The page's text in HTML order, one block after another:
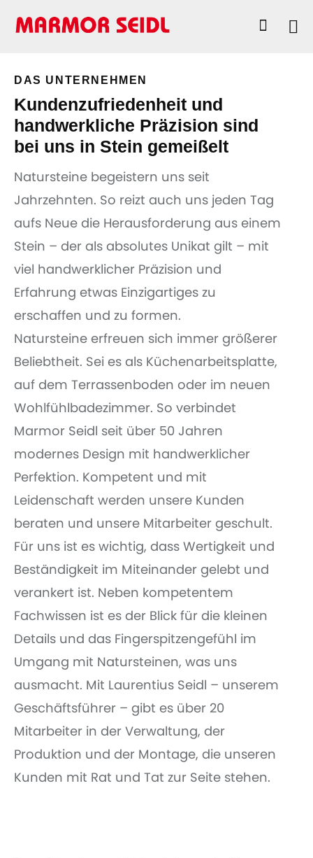
DAS UNTERNEHMEN
Kundenzufriedenheit und
handwerkliche Präzision sind
bei uns in Stein gemeißelt
Natursteine begeistern uns seit
Jahrzehnten. So reizt auch uns jeden Tag
aufs Neue die Herausforderung aus einem
Stein – der als absolutes Unikat gilt – mit
viel handwerklicher Präzision und
Erfahrung etwas Einzigartiges zu
erschaffen und zu formen.
Natursteine erfreuen sich immer größerer
Beliebtheit. Sei es als Küchenarbeitsplatte,
auf dem Terrassenboden oder im neuen
Wohlfühlbadezimmer. So verbindet
Marmor Seidl seit über 50 Jahren
modernes Design mit handwerklicher
Perfektion. Kompetent und mit
Leidenschaft werden unsere Kunden
beraten und unsere Mitarbeiter geschult.
Für uns ist es wichtig, dass Wertigkeit und
Beständigkeit im Miteinander gelebt und
verankert ist. Neben kompetentem
Fachwissen ist es der Blick für die kleinen
Details und das Fingerspitzengefühl im
Umgang mit Natursteinen, was uns
ausmacht. Mit Laurentius Seidl – unserem
Geschäftsführer – gibt es über 20
Mitarbeiter in der Verwaltung, der
Produktion und der Montage, die unseren
Kunden mit Rat und Tat zur Seite stehen.